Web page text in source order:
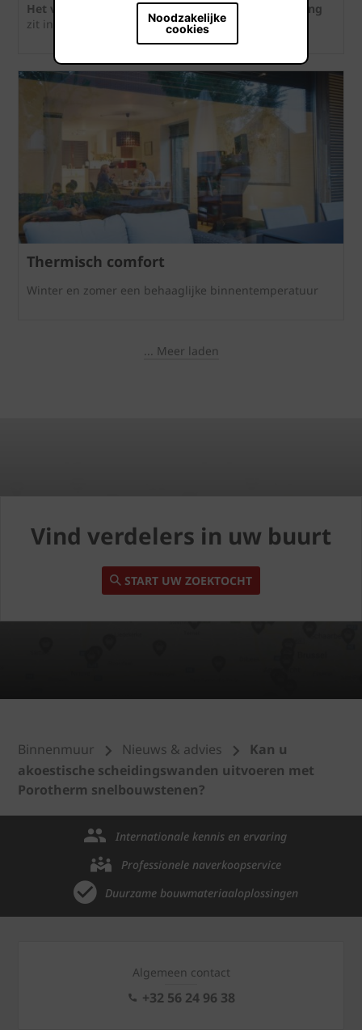
Noodzakelijke
cookies
Het verschil tussen maattolerantie en maatspreiding
zit in
er wordt vergeleken.
Thermisch comfort
Winter en zomer een behaaglijke binnentemperatuur
... Meer laden
Vind verdelers in uw buurt
START UW ZOEKTOCHT
Binnenmuur Nieuws & advies
Kan u
akoestische scheidingswanden uitvoeren met
Porotherm snelbouwstenen?
Internationale kennis en ervaring
Professionele naverkoopservice
Duurzame bouwmateriaaloplossingen
Algemeen contact
+32 56 24 96 38